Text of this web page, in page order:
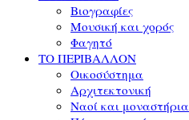
Βιογραφίες
Μουσική και χορός
Φαγητό
ΤΟ ΠΕΡΙΒΑΛΛΟΝ
Οικοσύστημα
Αρχιτεκτονική
Ναοί και μοναστήρια